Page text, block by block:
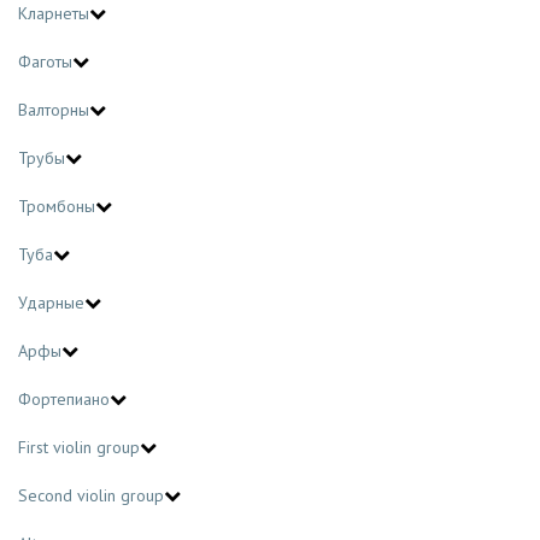
Кларнеты
Фаготы
Валторны
Трубы
Тромбоны
Туба
Ударные
Арфы
Фортепиано
First violin group
Second violin group